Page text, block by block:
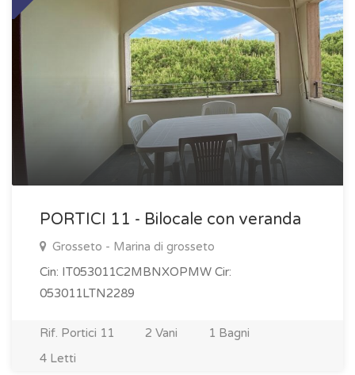
PORTICI 11 - Bilocale con veranda
Grosseto - Marina di grosseto
Cin: IT053011C2MBNXOPMW Cir:
053011LTN2289
Rif. Portici 11 2 Vani
1 Bagni
4 Letti